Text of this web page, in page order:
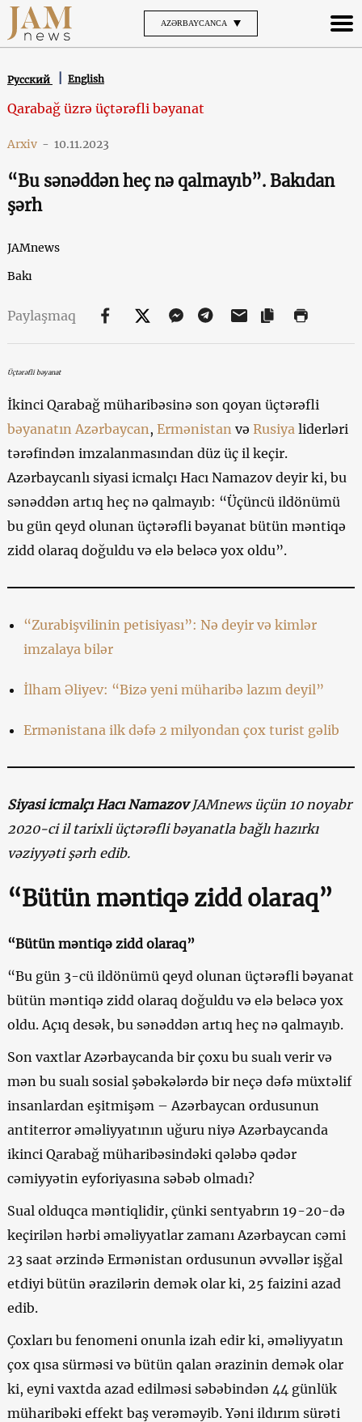
AZƏRBAYCANCA
Русский English
Qarabağ üzrə üçtərəfli bəyanat
Arxiv - 10.11.2023
“Bu sənəddən heç nə qalmayıb”. Bakıdan
şərh
JAMnews
Bakı
Paylaşmaq
Üçtərəfli bəyanat
İkinci Qarabağ müharibəsinə son qoyan üçtərəfli
bəyanatın Azərbaycan, Ermənistan və Rusiya liderləri
tərəfindən imzalanmasından düz üç il keçir.
Azərbaycanlı siyasi icmalçı Hacı Namazov deyir ki, bu
sənəddən artıq heç nə qalmayıb: “Üçüncü ildönümü
bu gün qeyd olunan üçtərəfli bəyanat bütün məntiqə
zidd olaraq doğuldu və elə beləcə yox oldu”.
“Zurabişvilinin petisiyası”: Nə deyir və kimlər
imzalaya bilər
İlham Əliyev: “Bizə yeni müharibə lazım deyil”
Ermənistana ilk dəfə 2 milyondan çox turist gəlib
SiyasiicmalçıHacı NamazovJAMnewsüçün 10 noyabr
2020-ci il tarixli üçtərəfli bəyanatla bağlı hazırkı
vəziyyəti şərh edib.
“Bütün məntiqə zidd olaraq”
“Bütün məntiqə zidd olaraq”
“Bu gün 3-cü ildönümü qeyd olunan üçtərəfli bəyanat
bütün məntiqə zidd olaraq doğuldu və elə beləcə yox
oldu. Açıq desək, bu sənəddən artıq heç nə qalmayıb.
Son vaxtlar Azərbaycanda bir çoxu bu sualı verir və
mən bu sualı sosial şəbəkələrdə bir neçə dəfə müxtəlif
insanlardan eşitmişəm – Azərbaycan ordusunun
antiterror əməliyyatının uğuru niyə Azərbaycanda
ikinci Qarabağ müharibəsindəki qələbə qədər
cəmiyyətin eyforiyasına səbəb olmadı?
Sual olduqca məntiqlidir, çünki sentyabrın 19-20-də
keçirilən hərbi əməliyyatlar zamanı Azərbaycan cəmi
23 saat ərzində Ermənistan ordusunun əvvəllər işğal
etdiyi bütün ərazilərin demək olar ki, 25 faizini azad
edib.
Çoxları bu fenomeni onunla izah edir ki, əməliyyatın
çox qısa sürməsi və bütün qalan ərazinin demək olar
ki, eyni vaxtda azad edilməsi səbəbindən 44 günlük
müharibəki effekt baş verəməyib. Yəni ildırım sürəti